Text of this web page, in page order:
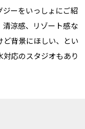
ーをいっしょにご紹
涼感、リゾート感な
ど背景にほしい、とい
応のスタジオもあり